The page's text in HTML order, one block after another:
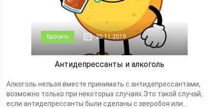
Бросить 20.11.2019
Антидепрессанты и алкоголь
Алкоголь нельзя вместе принимать с антидепрессантами,
возможно только при некоторых случаях.Это такой случай,
если антидепрессанты были сделаны с зверобоя или...